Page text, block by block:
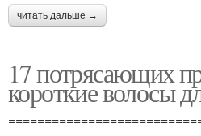
читать дальше →
17 потрясающих
короткие волосы